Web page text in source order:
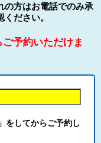
方はお電話でのみ承
ください。
予約いただけま
してからご予約し